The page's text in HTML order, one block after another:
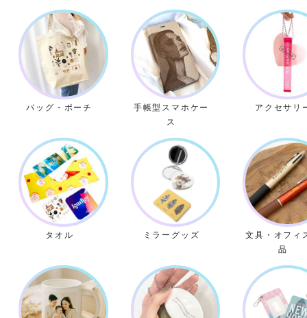
バッグ・ポーチ
手帳型スマホケー
ス
アクセサリ
タオル ミラーグッズ
文具・オフィ
品